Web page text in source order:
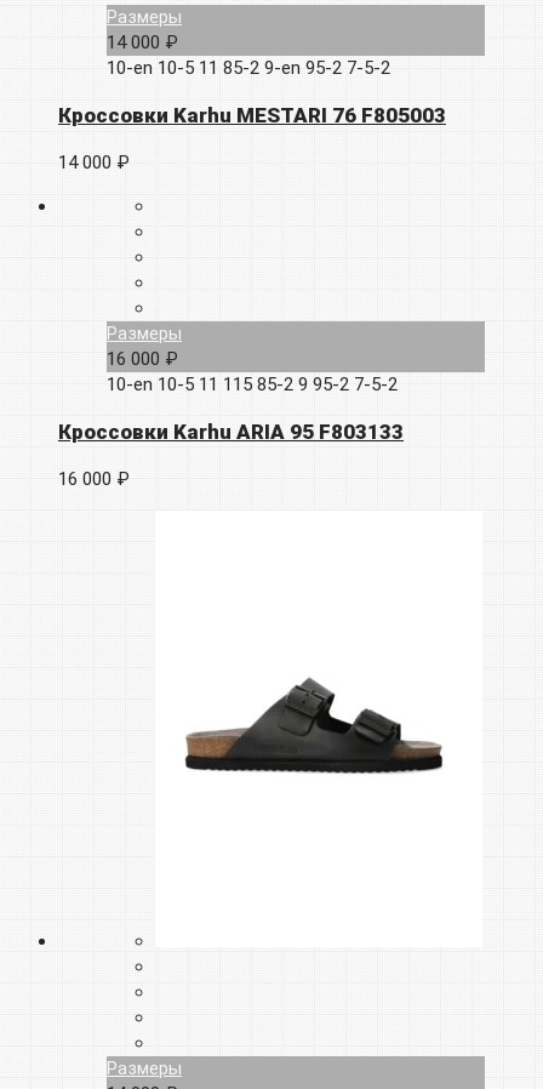
Размеры
14 000 ₽
10-en 10-5 11 85-2 9-en 95-2 7-5-2
Кроссовки Karhu MESTARI 76 F805003
14 000 ₽
Размеры
16 000 ₽
10-en 10-5 11 115 85-2 9 95-2 7-5-2
Кроссовки Karhu ARIA 95 F803133
16 000 ₽
Размеры